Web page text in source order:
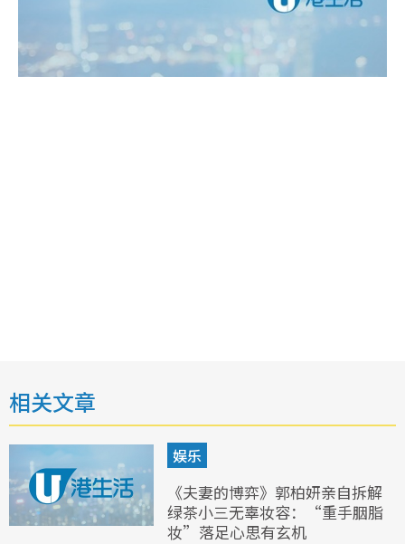
相关文章
娱乐
《夫妻的博弈》郭柏妍亲自拆解
绿茶小三无辜妆容：“重手胭脂
妆”落足心思有玄机